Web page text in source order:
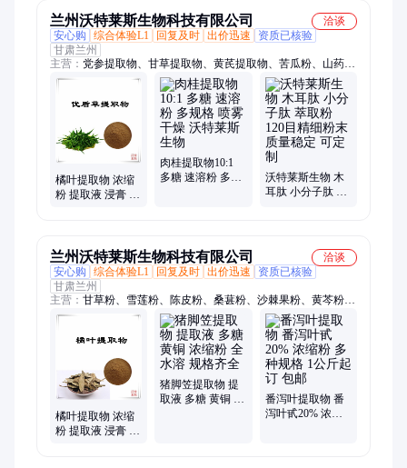
兰州沃特莱斯生物科技有限公司
洽谈
安心购
综合体验L1 回复及时 出价迅速
资质已核验
甘肃兰州
主营： 党参提取物、甘草提取物、黄芪提取物、苦瓜粉、山药
粉、枸杞提取物、葛根提取物、黄精提取物、山楂提取物、鸡内
金提取物、酸枣仁提取物、火麻仁提取物、桔梗提取物、茯苓提
橘叶提取物 浓缩
粉 提取液 浸膏 规
肉桂提取物10:1
多糖 速溶粉 多规
沃特莱斯生物 木
耳肽 小分子肽 萃
兰州沃特莱斯生物科技有限公司
洽谈
安心购
综合体验L1 回复及时 出价迅速
资质已核验
甘肃兰州
主营： 甘草粉、雪莲粉、陈皮粉、桑葚粉、沙棘果粉、黄芩粉、
草莓粉、茵陈粉、茯苓粉、阿胶粉、板蓝根粉、速溶粉、党参
粉、半夏粉、杨梅粉、淫羊藿粉、葡萄籽粉、人参粉、瓜蒌子
粉、肉苁蓉粉、余甘子粉、茉莉花粉、锁阳粉、红参粉、西洋参
橘叶提取物 浓缩
粉 提取液 浸膏 规
猪脚笠提取物 提
取液 多糖 黄铜 浓
番泻叶提取物 番
泻叶甙20% 浓缩